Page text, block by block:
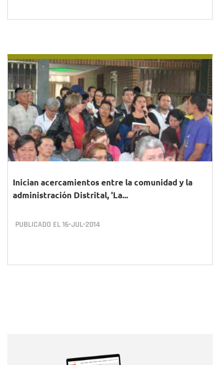
Inician acercamientos entre la comunidad y la
administración Distrital, 'La...
PUBLICADO EL16•JUL•2014